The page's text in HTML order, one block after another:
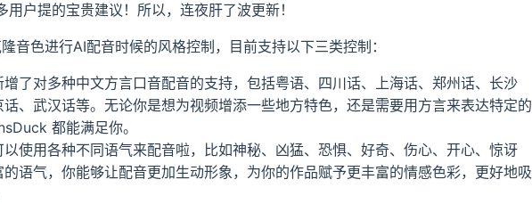
用户提的宝贵建议！所以，连夜肝了波更新！
音色进行AI配音时候的风格控制，目前支持以下三类控制：
了对多种中文方言口音配音的支持，包括粤语、四川话、上海话、郑州话、长沙
、武汉话等。无论你是想为视频增添一些地方特色，还是需要用方言来表达特定的
都能满足你。
使用各种不同语气来配音啦，比如神秘、凶猛、恐惧、好奇、伤心、开心、惊讶
语气，你能够让配音更加生动形象，为你的作品赋予更丰富的情感色彩，更好地吸